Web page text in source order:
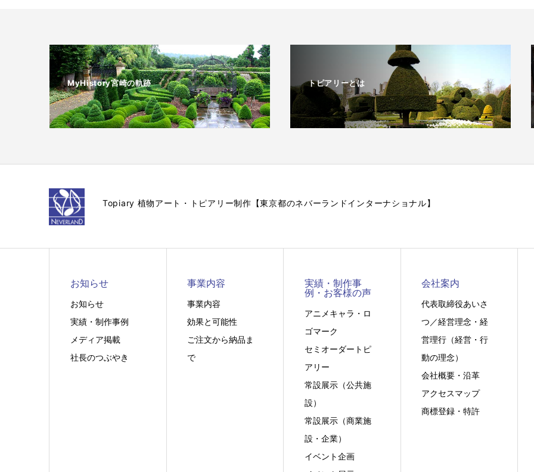
MyHistory宮崎の軌跡 トピアリーとは
Topiary 植物アート・トピアリー制作【東京都のネバーランドインターナショナル】
お知らせ
お知らせ
実績・制作事例
メディア掲載
社長のつぶやき
事業内容
事業内容
効果と可能性
ご注文から納品ま
で
実績・制作事
例・お客様の声
アニメキャラ・ロ
ゴマーク
セミオーダートピ
アリー
常設展示（公共施
設）
常設展示（商業施
設・企業）
イベント企画
会社案内
代表取締役あいさ
つ／経営理念・経
営理行（経営・行
動の理念）
会社概要・沿革
アクセスマップ
商標登録・特許